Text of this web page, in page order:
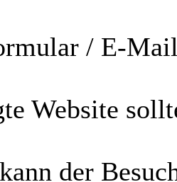
/ E-
Website
der